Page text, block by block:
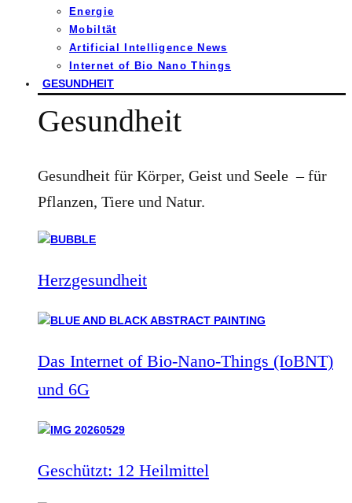
Energie
Mobiltät
Artificial Intelligence News
Internet of Bio Nano Things
GESUNDHEIT
Gesundheit
Gesundheit für Körper, Geist und Seele – für
Pflanzen, Tiere und Natur.
Herzgesundheit
Das Internet of Bio-Nano-Things (IoBNT)
und 6G
Geschützt: 12 Heilmittel